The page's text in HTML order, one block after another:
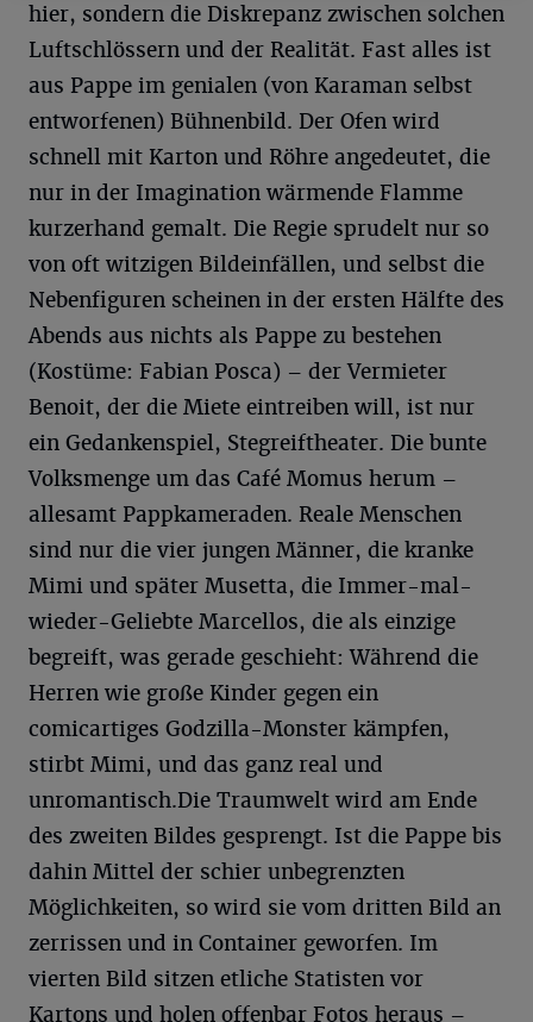
hier, sondern die Diskrepanz zwischen solchen
Luftschlössern und der Realität. Fast alles ist
aus Pappe im genialen (von Karaman selbst
entworfenen) Bühnenbild. Der Ofen wird
schnell mit Karton und Röhre angedeutet, die
nur in der Imagination wärmende Flamme
kurzerhand gemalt. Die Regie sprudelt nur so
von oft witzigen Bildeinfällen, und selbst die
Nebenfiguren scheinen in der ersten Hälfte des
Abends aus nichts als Pappe zu bestehen
(Kostüme: Fabian Posca) – der Vermieter
Benoit, der die Miete eintreiben will, ist nur
ein Gedankenspiel, Stegreiftheater. Die bunte
Volksmenge um das Café Momus herum –
allesamt Pappkameraden. Reale Menschen
sind nur die vier jungen Männer, die kranke
Mimi und später Musetta, die Immer-mal-
wieder-Geliebte Marcellos, die als einzige
begreift, was gerade geschieht: Während die
Herren wie große Kinder gegen ein
comicartiges Godzilla-Monster kämpfen,
stirbt Mimi, und das ganz real und
unromantisch.Die Traumwelt wird am Ende
des zweiten Bildes gesprengt. Ist die Pappe bis
dahin Mittel der schier unbegrenzten
Möglichkeiten, so wird sie vom dritten Bild an
zerrissen und in Container geworfen. Im
vierten Bild sitzen etliche Statisten vor
Kartons und holen offenbar Fotos heraus –